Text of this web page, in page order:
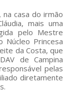
casa do irmão
mais uma
pelo Mestre
Núcleo Princesa
da Costa, que
de Campina
pelas
diretamente